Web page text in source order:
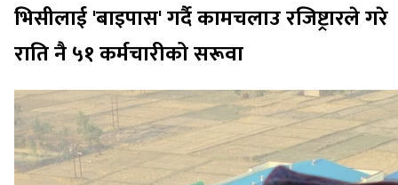
भिसीलाई 'बाइपास' गर्दै कामचलाउ रजिष्ट्रारले गरे
राति नै ५१ कर्मचारीको सरूवा